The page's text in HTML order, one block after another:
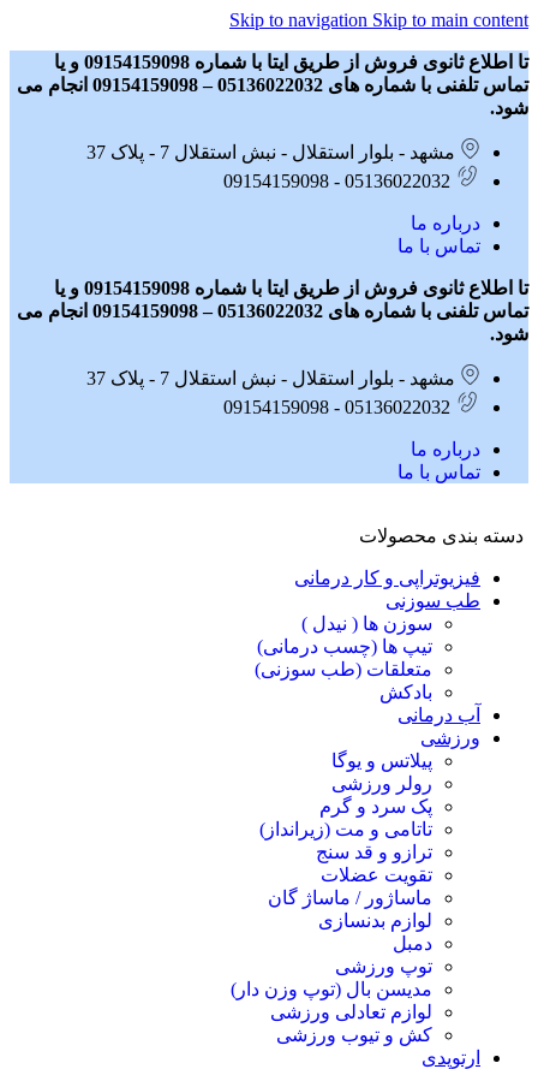
Skip to navigation Skip to main content
تا اطلاع ثانوی فروش از طریق ایتا با شماره 09154159098 و یا
تماس تلفنی با شماره های 05136022032 – 09154159098 انجام می
شود.
مشهد - بلوار استقلال - نبش استقلال 7 - پلاک 37
05136022032 - 09154159098
درباره ما
تماس با ما
تا اطلاع ثانوی فروش از طریق ایتا با شماره 09154159098 و یا
تماس تلفنی با شماره های 05136022032 – 09154159098 انجام می
شود.
مشهد - بلوار استقلال - نبش استقلال 7 - پلاک 37
05136022032 - 09154159098
درباره ما
تماس با ما
دسته بندی محصولات
فیزیوتراپی و کار درمانی
طب سوزنی
سوزن ها ( نیدل )
تیپ ها (چسب درمانی)
متعلقات (طب سوزنی)
بادکش
آب درمانی
ورزشی
پیلاتس و یوگا
رولر ورزشی
پک سرد و گرم
تاتامی و مت (زیرانداز)
ترازو و قد سنج
تقویت عضلات
ماساژور / ماساژ گان
لوازم بدنسازی
دمبل
توپ ورزشی
مدیسن بال (توپ وزن دار)
لوازم تعادلی ورزشی
کش و تیوب ورزشی
ارتوپدی